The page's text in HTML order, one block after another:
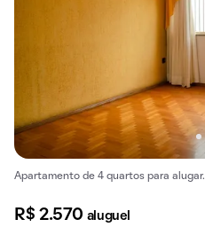
Apartamento de 4 quartos para alugar.
R$ 2.570 aluguel